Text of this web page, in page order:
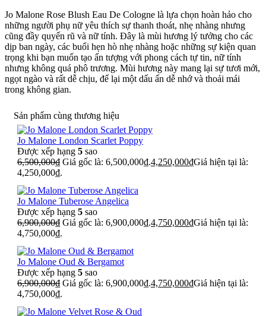
Jo Malone Rose Blush Eau De Cologne là lựa chọn hoàn hảo cho
những người phụ nữ yêu thích sự thanh thoát, nhẹ nhàng nhưng
cũng đầy quyến rũ và nữ tính. Đây là mùi hương lý tưởng cho các
dịp ban ngày, các buổi hẹn hò nhẹ nhàng hoặc những sự kiện quan
trọng khi bạn muốn tạo ấn tượng với phong cách tự tin, nữ tính
nhưng không quá phô trương. Mùi hương này mang lại sự tươi mới,
ngọt ngào và rất dễ chịu, để lại một dấu ấn dễ nhớ và thoải mái
trong không gian.
Sản phẩm cùng thương hiệu
Jo Malone London Scarlet Poppy
Được xếp hạng 5 sao
6,500,000₫ Giá gốc là: 6,500,000₫.4,250,000₫Giá hiện tại là:
4,250,000₫.
Jo Malone Tuberose Angelica
Được xếp hạng 5 sao
6,900,000₫ Giá gốc là: 6,900,000₫.4,750,000₫Giá hiện tại là:
4,750,000₫.
Jo Malone Oud & Bergamot
Được xếp hạng 5 sao
6,900,000₫ Giá gốc là: 6,900,000₫.4,750,000₫Giá hiện tại là:
4,750,000₫.